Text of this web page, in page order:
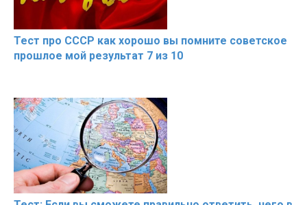
Тест про СССР как хорошо вы помните советское
прошлое мой результат 7 из 10